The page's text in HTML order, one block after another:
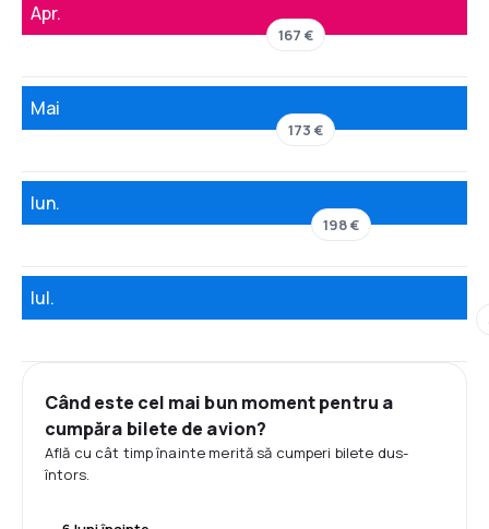
Apr.
167 €
Mai
173 €
Iun.
198 €
Iul.
Când este cel mai bun moment pentru a
cumpăra bilete de avion?
Află cu cât timp înainte merită să cumperi bilete dus-
întors.